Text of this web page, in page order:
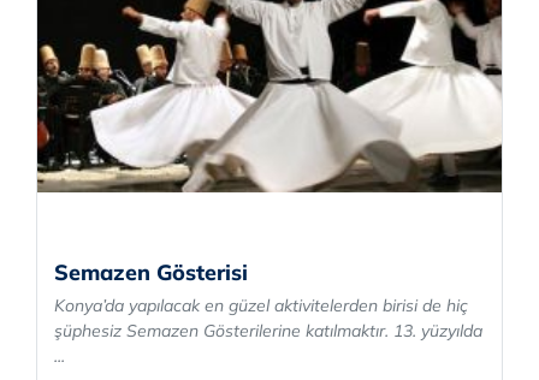
Semazen Gösterisi
Konya’da yapılacak en güzel aktivitelerden birisi de hiç
şüphesiz Semazen Gösterilerine katılmaktır. 13. yüzyılda
...